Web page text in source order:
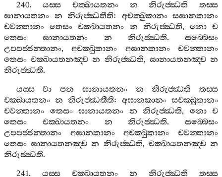
240.යස‍්ස චක‍්ඛායතනං න නිරුජ‍්ඣති
තස‍්ස
ඝානායතනං න නිරුජ‍්ඣතීති: අචක‍්ඛුකානං සඝානකානං
චවන‍්තානං තෙසං චක‍්ඛායතනං න නිරුජ‍්ඣති, නො ච
තෙසං
ඝානායතනං න නිරුජ‍්ඣති. සබ‍්බෙසං
උපපජ‍්ජන‍්තානං,අචක‍්ඛුකානං අඝානකානං
චවන‍්තානං
තෙසං චක‍්ඛායතනඤ‍්ච න නිරුජ‍්ඣති, ඝානායතනඤ‍්ච න
නිරුජ‍්ඣති.
යස‍්ස
වා පන ඝානායතනං න නිරුජ‍්ඣති
තස‍්ස
චක‍්ඛායතනං න නිරුජ‍්ඣතීති: අඝානකානං සචක‍්ඛුකානං
චවන‍්තානං
තෙසං ඝානායතනං න නිරුජ‍්ඣති, නො
ච
තෙසං
චක‍්ඛායතනං න නිරුජ‍්ඣති. සබ‍්බෙසං
උපපජ‍්ජන‍්තානං
අඝානකානං අචක‍්ඛුකානං
චවන‍්තානං
තෙසං ඝානායතනඤ‍්ච න නිරුජ‍්ඣති, චක‍්ඛායතනඤ‍්ච න
නිරුජ‍්ඣති.
241. යස‍්ස චක‍්ඛායතනං න නිරුජ‍්ඣති තස‍්ස